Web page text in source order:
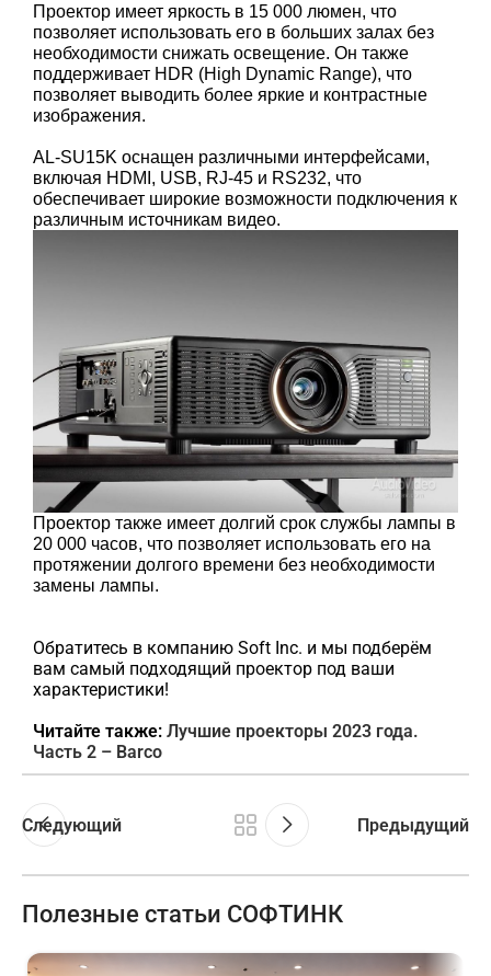
Проектор имеет яркость в 15 000 люмен, что
позволяет использовать его в больших залах без
необходимости снижать освещение. Он также
поддерживает HDR (High Dynamic Range), что
позволяет выводить более яркие и контрастные
изображения.
AL-SU15K оснащен различными интерфейсами,
включая HDMI, USB, RJ-45 и RS232, что
обеспечивает широкие возможности подключения к
различным источникам видео.
Проектор также имеет долгий срок службы лампы в
20 000 часов, что позволяет использовать его на
протяжении долгого времени без необходимости
замены лампы.
Обратитесь в компанию Soft Inc. и мы подберём
вам самый подходящий проектор под ваши
характеристики!
Читайте также: Лучшие проекторы 2023 года.
Часть 2 – Barco
Следующий Предыдущий
Полезные статьи СОФТИНК